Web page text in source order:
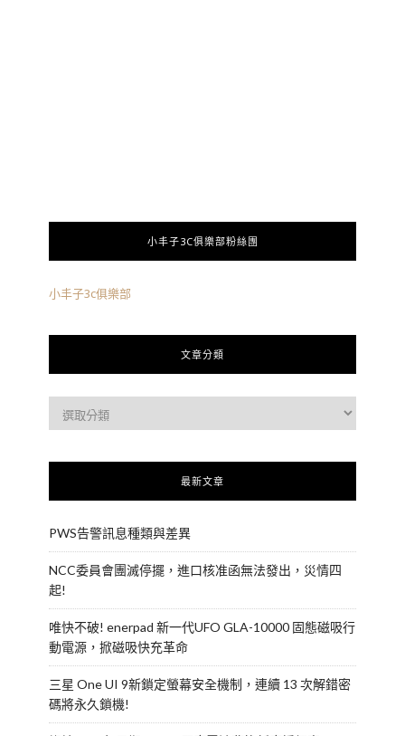
小丰子3C俱樂部粉絲團
小丰子3c俱樂部
文章分類
最新文章
PWS告警訊息種類與差異
NCC委員會團滅停擺，進口核准函無法發出，災情四
起!
唯快不破! enerpad 新一代UFO GLA-10000 固態磁吸行
動電源，掀磁吸快充革命
三星 One UI 9新鎖定螢幕安全機制，連續 13 次解錯密
碼將永久鎖機!